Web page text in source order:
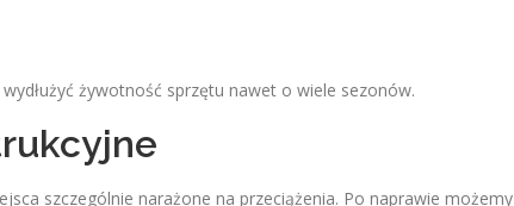
żywotność sprzętu nawet o wiele sezonów.
szczególnie narażone na przeciążenia. Po naprawie możemy